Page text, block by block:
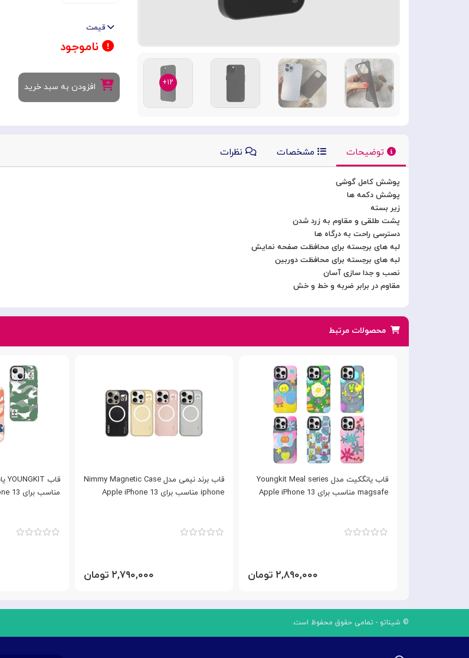
۱۲+
قیمت
ناموجود
افزودن به سبد خرید
توضیحات مشخصات نظرات
پوشش کامل گوشی
پوشش دکمه ها
زیر بسته
پشت طلقی و مقاوم به زرد شدن
دسترسی راحت به درگاه ها
لبه های برجسته برای محافظت صفحه نمایش
لبه های برجسته برای محافظت دوربین
نصب و جدا سازی آسان
مقاوم در برابر ضربه و خط و خش
محصولات مرتبط
مناسب برای Apple iPhone 13
قاب برند نیمی مدل Nimmy Magnetic Case
iphone مناسب برای Apple iPhone 13
۲,۷۹۰,۰۰۰ تومان
قاب یانگکیت مدل Youngkit Meal series
magsafe مناسب برای Apple iPhone 13
۲,۸۹۰,۰۰۰ تومان
© شیناتو - تمامی حقوق محفوظ است.